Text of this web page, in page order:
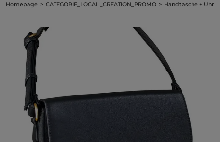
Homepage CATEGORIE_LOCAL_CREATION_PROMO Handtasche + Uhr